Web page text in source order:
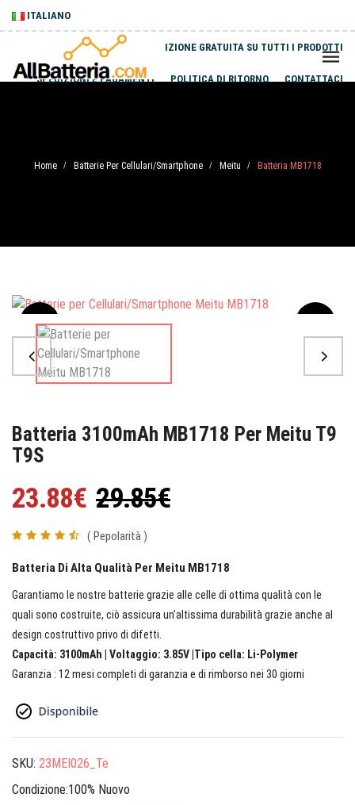
ITALIANO
SPEDIZIONE GRATUITA SU TUTTI I PRODOTTI
SPEDIZIONI E PAGAMENTI POLITICA DI RITORNO CONTATTACI
Home / Batterie Per Cellulari/Smartphone / Meitu / Batteria MB1718
Sale
Batteria 3100mAh MB1718 Per Meitu T9
T9S
23.88€ 29.85€
( Pepolarità )
Batteria Di Alta Qualità Per Meitu MB1718
Garantiamo le nostre batterie grazie alle celle di ottima qualità con le
quali sono costruite, ciò assicura un’altissima durabilità grazie anche al
design costruttivo privo di difetti.
Capacità: 3100mAh | Voltaggio: 3.85V |Tipo cella: Li-Polymer
Garanzia : 12 mesi completi di garanzia e di rimborso nei 30 giorni
SKU: 23MEI026_Te
Condizione:100% Nuovo